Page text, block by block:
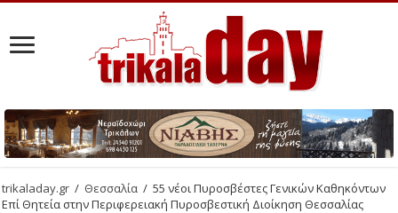
trikaladay.gr / Θεσσαλία / 55 νέοι Πυροσβέστες Γενικών Καθηκόντων
Επί Θητεία στην Περιφερειακή Πυροσβεστική Διοίκηση Θεσσαλίας